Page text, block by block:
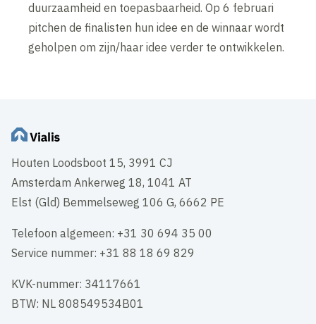
duurzaamheid en toepasbaarheid. Op 6 februari
pitchen de finalisten hun idee en de winnaar wordt
geholpen om zijn/haar idee verder te ontwikkelen.
Houten Loodsboot 15, 3991 CJ
Amsterdam Ankerweg 18, 1041 AT
Elst (Gld) Bemmelseweg 106 G, 6662 PE
Telefoon algemeen: +31 30 694 35 00
Service nummer: +31 88 18 69 829
KVK-nummer: 34117661
BTW: NL 808549534B01